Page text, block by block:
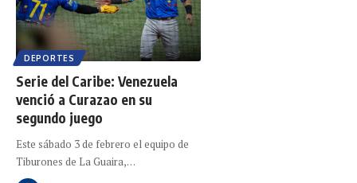
DEPORTES
Serie del Caribe: Venezuela
venció a Curazao en su
segundo juego
Este sábado 3 de febrero el equipo de
Tiburones de La Guaira,…